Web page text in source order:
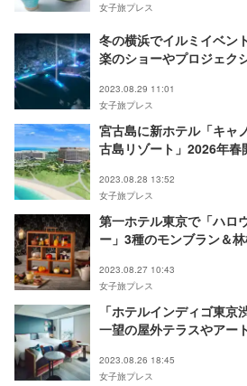
女子旅プレス
冬の横浜でイルミイベン
楽のショーやプロジェク
2023.08.29 11:01
女子旅プレス
宮古島に新ホテル「キャ
古島リゾート」2026年春
2023.08.28 13:52
女子旅プレス
第一ホテル東京で「ハロ
ー」3種のモンブラン＆
2023.08.27 10:43
女子旅プレス
「ホテルインディゴ東
一望の屋外テラスやアー
2023.08.26 18:45
女子旅プレス